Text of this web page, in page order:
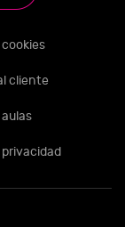
cliente